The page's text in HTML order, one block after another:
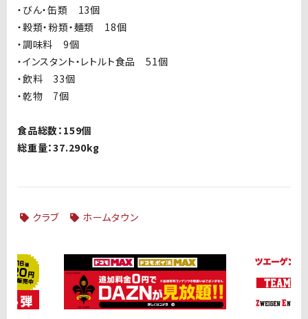
・びん・缶類 13個
・穀類・粉類・麺類 18個
・調味料 9個
・インスタント・レトルト食品 51個
・飲料 33個
・乾物 7個
食品総数： 159個
総重量：37.290kg
クラブ ホームタウン